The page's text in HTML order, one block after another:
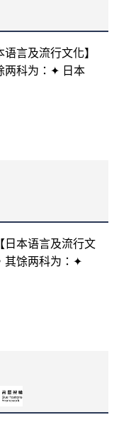
言及流行文化】
两科为：✦ 日本
本语言及流行文
其馀两科为：✦